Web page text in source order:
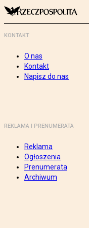
KONTAKT
O nas
Kontakt
Napisz do nas
REKLAMA I PRENUMERATA
Reklama
Ogłoszenia
Prenumerata
Archiwum